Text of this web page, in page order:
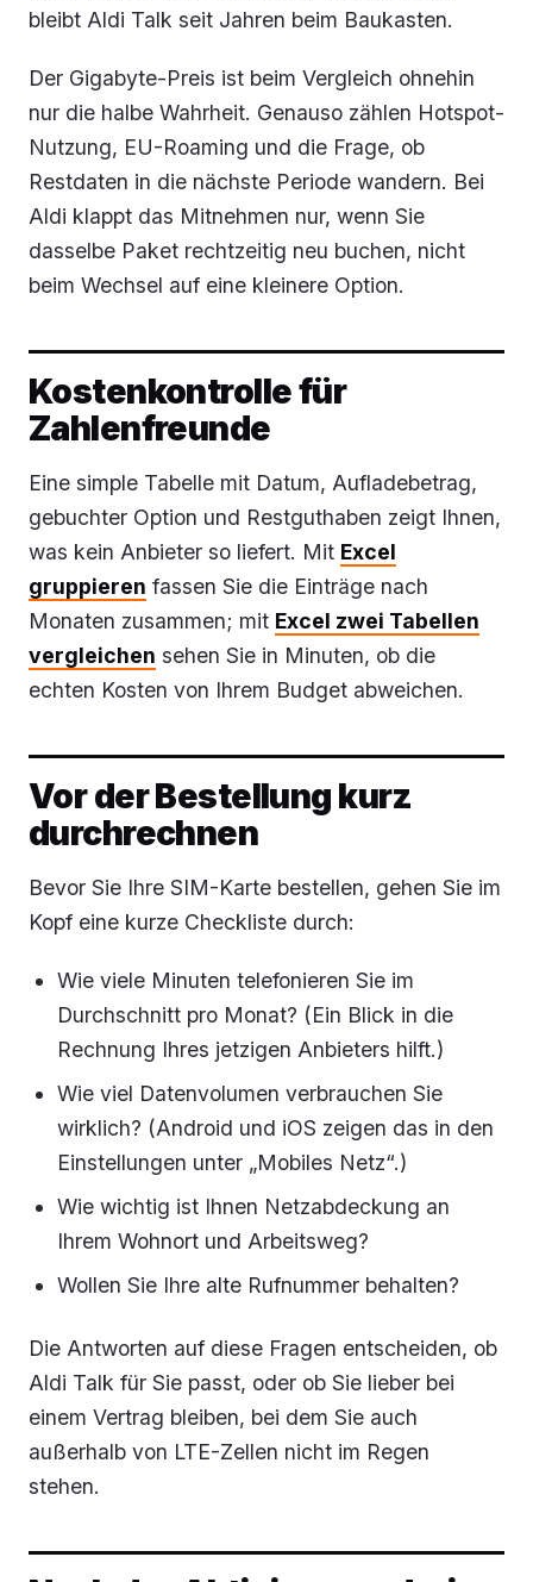
bleibt Aldi Talk seit Jahren beim Baukasten.
Der Gigabyte-Preis ist beim Vergleich ohnehin
nur die halbe Wahrheit. Genauso zählen Hotspot-
Nutzung, EU-Roaming und die Frage, ob
Restdaten in die nächste Periode wandern. Bei
Aldi klappt das Mitnehmen nur, wenn Sie
dasselbe Paket rechtzeitig neu buchen, nicht
beim Wechsel auf eine kleinere Option.
Kostenkontrolle für
Zahlenfreunde
Eine simple Tabelle mit Datum, Aufladebetrag,
gebuchter Option und Restguthaben zeigt Ihnen,
was kein Anbieter so liefert. Mit Excel
gruppieren fassen Sie die Einträge nach
Monaten zusammen; mit Excel zwei Tabellen
vergleichen sehen Sie in Minuten, ob die
echten Kosten von Ihrem Budget abweichen.
Vor der Bestellung kurz
durchrechnen
Bevor Sie Ihre SIM-Karte bestellen, gehen Sie im
Kopf eine kurze Checkliste durch:
Wie viele Minuten telefonieren Sie im
Durchschnitt pro Monat? (Ein Blick in die
Rechnung Ihres jetzigen Anbieters hilft.)
Wie viel Datenvolumen verbrauchen Sie
wirklich? (Android und iOS zeigen das in den
Einstellungen unter „Mobiles Netz“.)
Wie wichtig ist Ihnen Netzabdeckung an
Ihrem Wohnort und Arbeitsweg?
Wollen Sie Ihre alte Rufnummer behalten?
Die Antworten auf diese Fragen entscheiden, ob
Aldi Talk für Sie passt, oder ob Sie lieber bei
einem Vertrag bleiben, bei dem Sie auch
außerhalb von LTE-Zellen nicht im Regen
stehen.